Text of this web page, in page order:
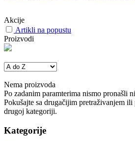
Akcije
Artikli na popustu
Proizvodi
Nema proizvoda
Po zadanim paramterima nismo pronašli
Pokušajte sa drugačijim pretraživanjem
drugoj kategoriji.
Kategorije